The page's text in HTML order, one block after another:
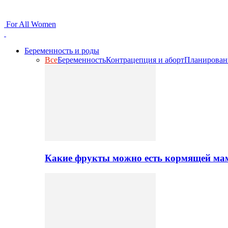
For All Women
Беременность и роды
ВсеБеременностьКонтрацепция и аборт
Какие фрукты можно есть кормящей